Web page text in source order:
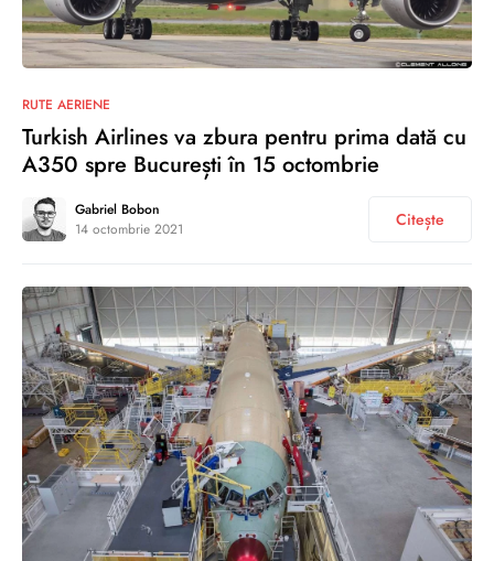
RUTE AERIENE
Turkish Airlines va zbura pentru prima dată cu
A350 spre București în 15 octombrie
Gabriel Bobon
14 octombrie 2021
Citește